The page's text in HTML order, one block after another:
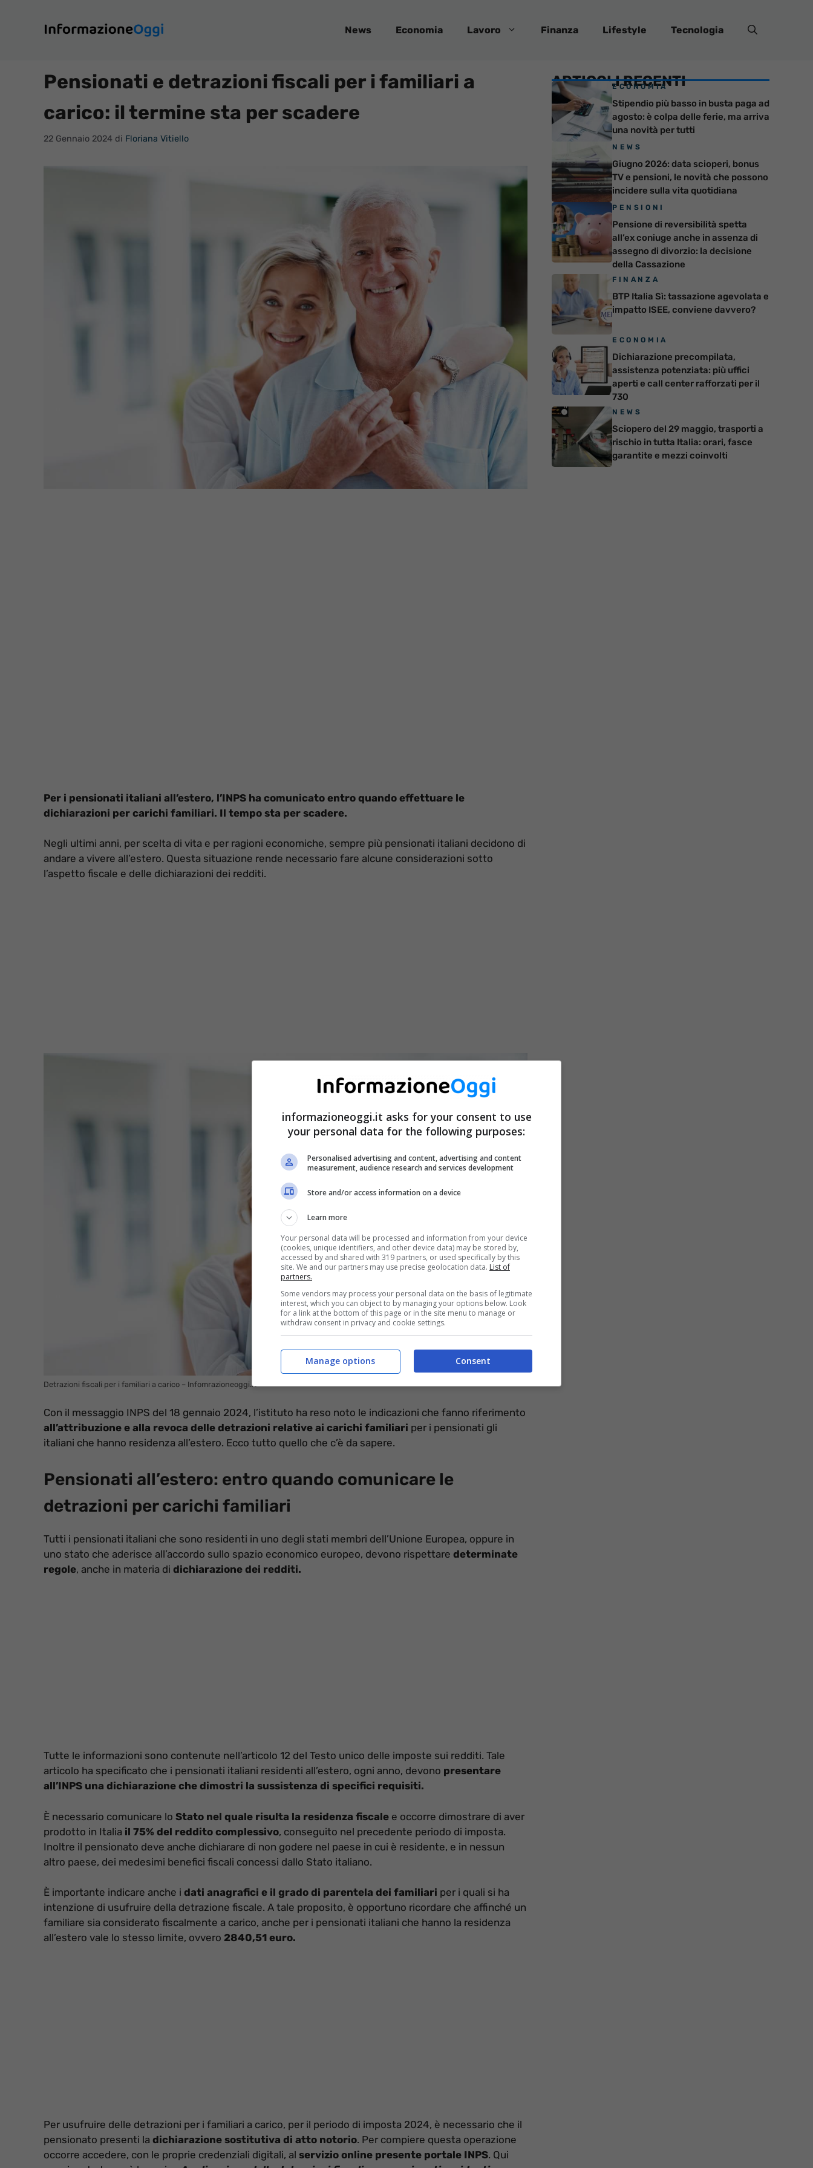
contenuto
News Economia Lavoro Finanza Lifestyle Tecnologia
Pensionati e detrazioni fiscali per i familiari a
carico: il termine sta per scadere
22 Gennaio 2024 di Floriana Vitiello
Per i pensionati italiani all’estero, l’INPS ha comunicato entro quando effettuare le
dichiarazioni per carichi familiari. Il tempo sta per scadere.
Negli ultimi anni, per scelta di vita e per ragioni economiche, sempre più pensionati italiani decidono di
andare a vivere all’estero. Questa situazione rende necessario fare alcune considerazioni sotto
l’aspetto fiscale e delle dichiarazioni dei redditi.
Detrazioni fiscali per i familiari a carico – Infomrazioneoggi.it
Con il messaggio INPS del 18 gennaio 2024, l’istituto ha reso noto le indicazioni che fanno riferimento
all’attribuzione e alla revoca delle detrazioni relative ai carichi familiari per i pensionati gli
italiani che hanno residenza all’estero. Ecco tutto quello che c’è da sapere.
Pensionati all’estero: entro quando comunicare le
detrazioni per carichi familiari
Tutti i pensionati italiani che sono residenti in uno degli stati membri dell’Unione Europea, oppure in
uno stato che aderisce all’accordo sullo spazio economico europeo, devono rispettare determinate
regole, anche in materia di dichiarazione dei redditi.
Tutte le informazioni sono contenute nell’articolo 12 del Testo unico delle imposte sui redditi. Tale
articolo ha specificato che i pensionati italiani residenti all’estero, ogni anno, devono presentare
all’INPS una dichiarazione che dimostri la sussistenza di specifici requisiti.
È necessario comunicare lo Stato nel quale risulta la residenza fiscale e occorre dimostrare di aver
prodotto in Italia il 75% del reddito complessivo, conseguito nel precedente periodo di imposta.
Inoltre il pensionato deve anche dichiarare di non godere nel paese in cui è residente, e in nessun
altro paese, dei medesimi benefici fiscali concessi dallo Stato italiano.
È importante indicare anche i dati anagrafici e il grado di parentela dei familiari per i quali si ha
intenzione di usufruire della detrazione fiscale. A tale proposito, è opportuno ricordare che affinché un
familiare sia considerato fiscalmente a carico, anche per i pensionati italiani che hanno la residenza
all’estero vale lo stesso limite, ovvero 2840,51 euro.
Per usufruire delle detrazioni per i familiari a carico, per il periodo di imposta 2024, è necessario che il
pensionato presenti la dichiarazione sostitutiva di atto notorio. Per compiere questa operazione
occorre accedere, con le proprie credenziali digitali, al servizio online presente portale INPS. Qui
ARTICOLI RECENTI
ECONOMIA
Stipendio più basso in busta paga ad
agosto: è colpa delle ferie, ma arriva
una novità per tutti
NEWS
Giugno 2026: data scioperi, bonus
TV e pensioni, le novità che possono
incidere sulla vita quotidiana
PENSIONI
Pensione di reversibilità spetta
all’ex coniuge anche in assenza di
assegno di divorzio: la decisione
della Cassazione
FINANZA
BTP Italia Sì: tassazione agevolata e
impatto ISEE, conviene davvero?
ECONOMIA
Dichiarazione precompilata,
assistenza potenziata: più uffici
aperti e call center rafforzati per il
730
NEWS
Sciopero del 29 maggio, trasporti a
rischio in tutta Italia: orari, fasce
garantite e mezzi coinvolti
informazioneoggi.it asks for your consent to use
your personal data for the following purposes:
Personalised advertising and content, advertising and content
measurement, audience research and services development
Store and/or access information on a device
Learn more
Your personal data will be processed and information from your device
(cookies, unique identifiers, and other device data) may be stored by,
accessed by and shared with 319 partners, or used specifically by this
site. We and our partners may use precise geolocation data. List of
partners.
Some vendors may process your personal data on the basis of legitimate
interest, which you can object to by managing your options below. Look
for a link at the bottom of this page or in the site menu to manage or
withdraw consent in privacy and cookie settings.
Consent
Manage options